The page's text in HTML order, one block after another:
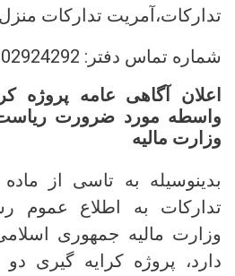
تدارکات،آمریت تدارکات
شماره تماس دفتر: 0202924292
اعلان آگاهی عامه پروژه
واسطه مورد ضرورت ریاست
وزارت مالیه
بدینوسیله به تاسی از
تدارکات به اطلاع عموم
وزارت مالیه جمهوری
دارد، پروژه کرایه گیری